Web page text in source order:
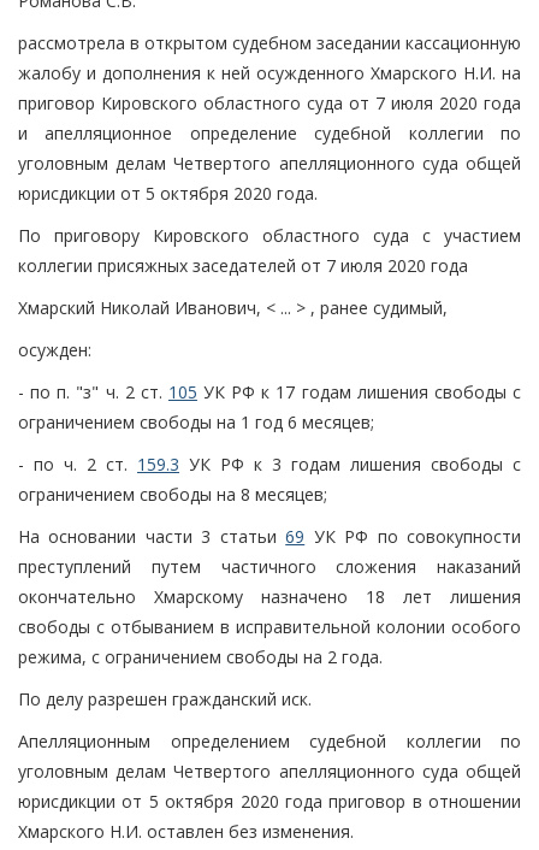
рассмотрела в открытом судебном заседании кассационную
жалобу и дополнения к ней осужденного Хмарского Н.И. на
приговор Кировского областного суда от 7 июля 2020 года
и апелляционное определение судебной коллегии по
уголовным делам Четвертого апелляционного суда общей
юрисдикции от 5 октября 2020 года.
По приговору Кировского областного суда с участием
коллегии присяжных заседателей от 7 июля 2020 года
Хмарский Николай Иванович, < ... > , ранее судимый,
осужден:
- по п. "з" ч. 2 ст. 105 УК РФ к 17 годам лишения свободы с
ограничением свободы на 1 год 6 месяцев;
- по ч. 2 ст. 159.3 УК РФ к 3 годам лишения свободы с
ограничением свободы на 8 месяцев;
На основании части 3 статьи69 УК РФ по совокупности
преступлений путем частичного сложения наказаний
окончательно Хмарскому назначено 18 лет лишения
свободы с отбыванием в исправительной колонии особого
режима, с ограничением свободы на 2 года.
По делу разрешен гражданский иск.
Апелляционным определением судебной коллегии по
уголовным делам Четвертого апелляционного суда общей
юрисдикции от 5 октября 2020 года приговор в отношении
Хмарского Н.И. оставлен без изменения.